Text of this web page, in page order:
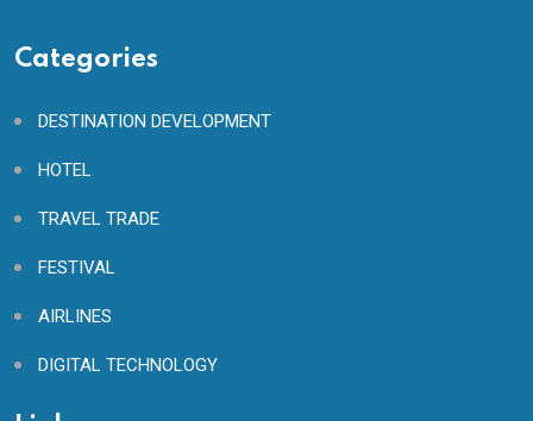
Categories
DESTINATION DEVELOPMENT
HOTEL
TRAVEL TRADE
FESTIVAL
AIRLINES
DIGITAL TECHNOLOGY